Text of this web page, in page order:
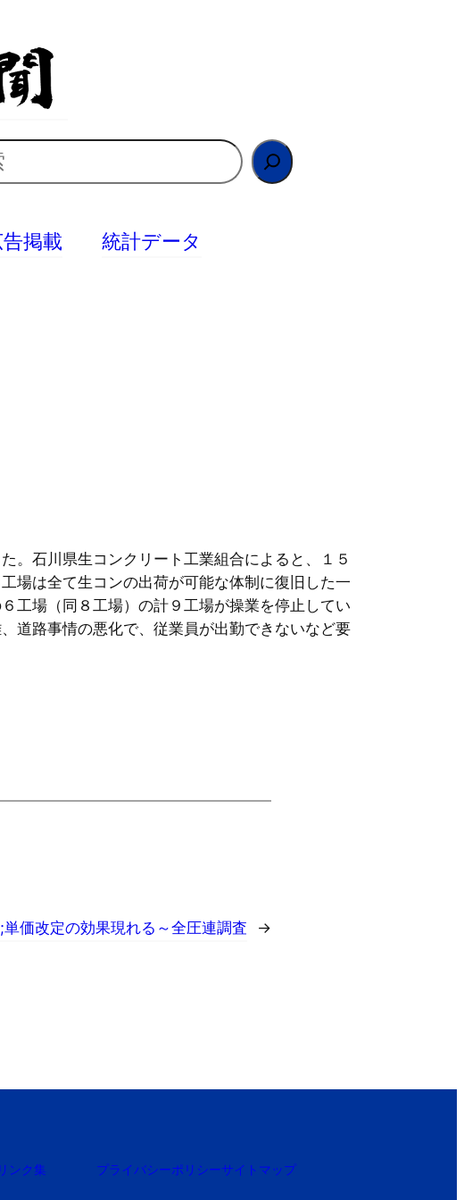
告掲載 統計データ
。石川県生コンクリート工業組合によると、１５
場は全て生コンの出荷が可能な体制に復旧した一
工場（同８工場）の計９工場が操業を停止してい
道路事情の悪化で、従業員が出勤できないなど要
単価改定の効果現れる～全圧連調査 →
リンク集 プライバシーポリシーサイトマップ